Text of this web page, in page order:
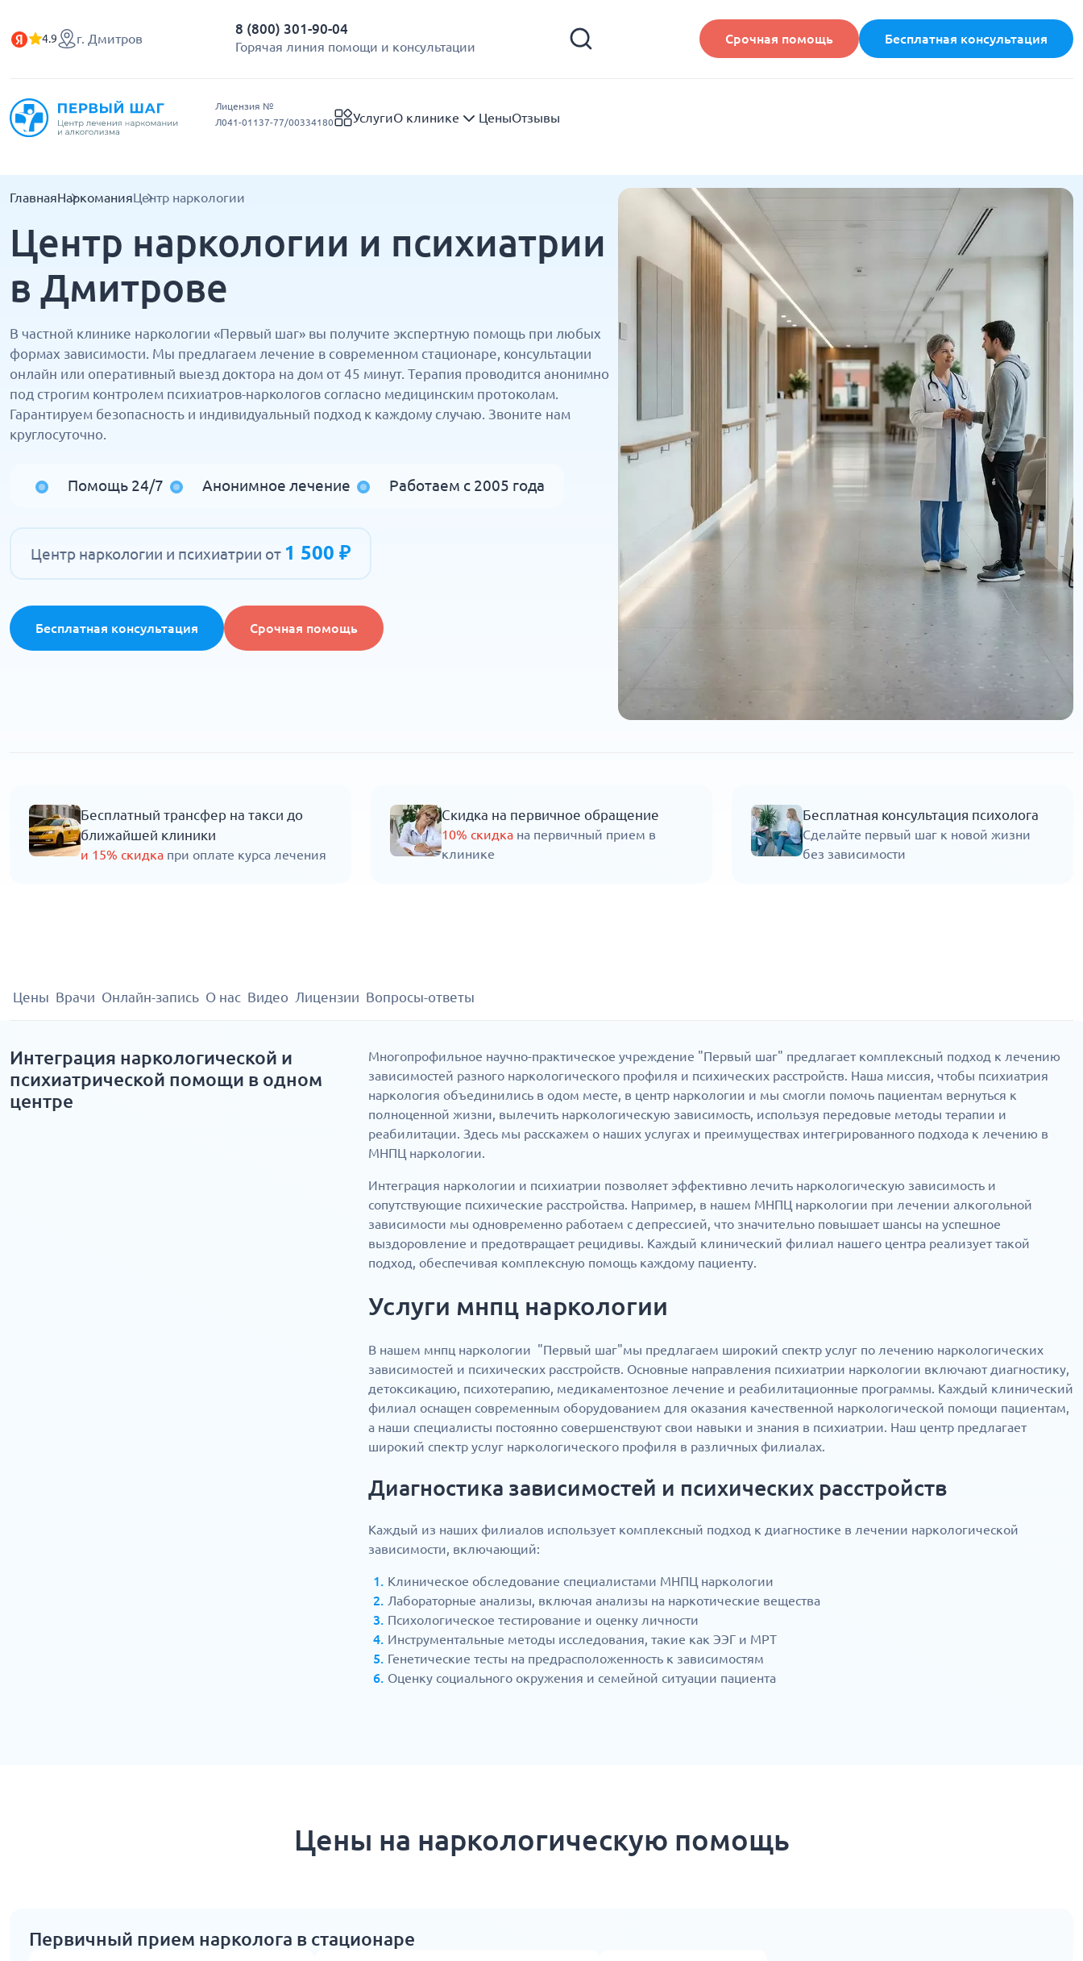
4.9 г. Дмитров
8 (800) 301-90-04
Горячая линия помощи и консультации
Срочная помощь Бесплатная консультация
Лицензия №
Л041-01137-77/00334180
УслугиО клинике ЦеныОтзывы
ГлавнаяНаркоманияЦентр наркологии
Центр наркологии и психиатрии
в Дмитрове
В частной клинике наркологии «Первый шаг» вы получите экспертную помощь при любых
формах зависимости. Мы предлагаем лечение в современном стационаре, консультации
онлайн или оперативный выезд доктора на дом от 45 минут. Терапия проводится анонимно
под строгим контролем психиатров-наркологов согласно медицинским протоколам.
Гарантируем безопасность и индивидуальный подход к каждому случаю. Звоните нам
круглосуточно.
Помощь 24/7 Анонимное лечение Работаем с 2005 года
Центр наркологии и психиатрии от 1 500 ₽
Бесплатная консультация Срочная помощь
Бесплатный трансфер на такси до
ближайшей клиники
и 15% скидка при оплате курса лечения
Скидка на первичное обращение
10% скидка на первичный прием в
клинике
Бесплатная консультация психолога
Сделайте первый шаг к новой жизни
без зависимости
Цены Врачи Онлайн-запись О нас Видео Лицензии Вопросы-ответы
Интеграция наркологической и
психиатрической помощи в одном
центре
Многопрофильное научно-практическое учреждение "Первый шаг" предлагает комплексный подход к лечению
зависимостей разного наркологического профиля и психических расстройств. Наша миссия, чтобы психиатрия
наркология объединились в одом месте, в центр наркологии и мы смогли помочь пациентам вернуться к
полноценной жизни, вылечить наркологическую зависимость, используя передовые методы терапии и
реабилитации. Здесь мы расскажем о наших услугах и преимуществах интегрированного подхода к лечению в
МНПЦ наркологии.
Интеграция наркологии и психиатрии позволяет эффективно лечить наркологическую зависимость и
сопутствующие психические расстройства. Например, в нашем МНПЦ наркологии при лечении алкогольной
зависимости мы одновременно работаем с депрессией, что значительно повышает шансы на успешное
выздоровление и предотвращает рецидивы. Каждый клинический филиал нашего центра реализует такой
подход, обеспечивая комплексную помощь каждому пациенту.
Услуги мнпц наркологии
В нашем мнпц наркологии "Первый шаг"мы предлагаем широкий спектр услуг по лечению наркологических
зависимостей и психических расстройств. Основные направления психиатрии наркологии включают диагностику,
детоксикацию, психотерапию, медикаментозное лечение и реабилитационные программы. Каждый клинический
филиал оснащен современным оборудованием для оказания качественной наркологической помощи пациентам,
а наши специалисты постоянно совершенствуют свои навыки и знания в психиатрии. Наш центр предлагает
широкий спектр услуг наркологического профиля в различных филиалах.
Диагностика зависимостей и психических расстройств
Каждый из наших филиалов использует комплексный подход к диагностике в лечении наркологической
зависимости, включающий:
Клиническое обследование специалистами МНПЦ наркологии
Лабораторные анализы, включая анализы на наркотические вещества
Психологическое тестирование и оценку личности
Инструментальные методы исследования, такие как ЭЭГ и МРТ
Генетические тесты на предрасположенность к зависимостям
Оценку социального окружения и семейной ситуации пациента
Цены на наркологическую помощь
Первичный прием нарколога в стационаре